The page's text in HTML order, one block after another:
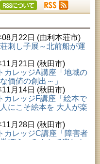
月22日 (由利本荘市)
刺し子展～北前船が運
月21日 (秋田市)
レッジA講座「地域の
価値の創出～」
月14日 (秋田市)
レッジF講座「絵本で
にこそ絵本を 大人が楽
月28日 (秋田市)
レッジC講座「障害者
ぼう、みんなで楽しも
月30日 (秋田市)